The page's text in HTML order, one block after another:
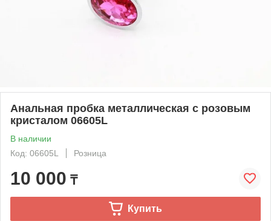
Анальная пробка металлическая с розовым
кристалом 06605L
В наличии
Код: 06605L
Розница
10 000 ₸
Купить